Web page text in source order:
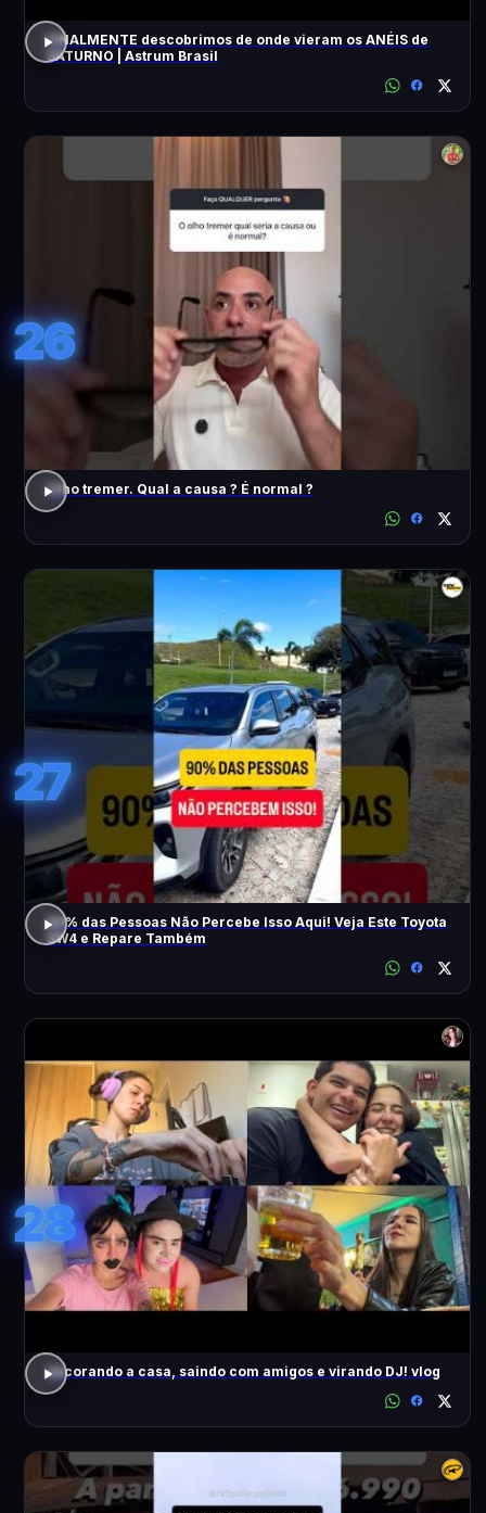
FINALMENTE descobrimos de onde vieram os ANÉIS de
SATURNO | Astrum Brasil
26
Olho tremer. Qual a causa ? É normal ?
27
90% das Pessoas Não Percebe Isso Aqui! Veja Este Toyota
SW4 e Repare Também
28
decorando a casa, saindo com amigos e virando DJ! vlog